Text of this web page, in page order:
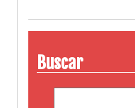
Buscar